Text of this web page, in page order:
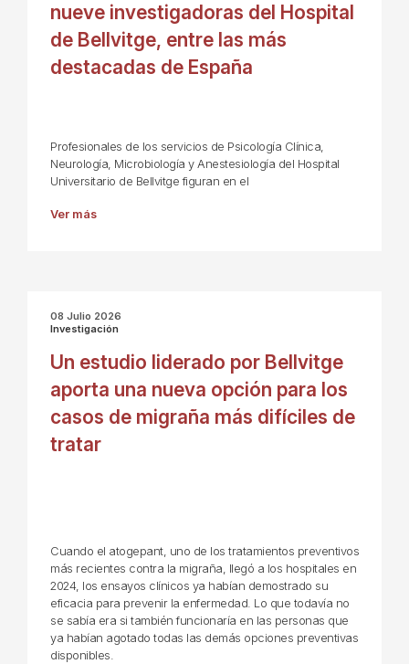
nueve investigadoras del Hospital
de Bellvitge, entre las más
destacadas de España
Profesionales de los servicios de Psicología Clínica,
Neurología, Microbiología y Anestesiología del Hospital
Universitario de Bellvitge figuran en el
Ver más
08 Julio 2026
Investigación
Un estudio liderado por Bellvitge
aporta una nueva opción para los
casos de migraña más difíciles de
tratar
Cuando el atogepant, uno de los tratamientos preventivos
más recientes contra la migraña, llegó a los hospitales en
2024, los ensayos clínicos ya habían demostrado su
eficacia para prevenir la enfermedad. Lo que todavía no
se sabía era si también funcionaría en las personas que
ya habían agotado todas las demás opciones preventivas
disponibles.